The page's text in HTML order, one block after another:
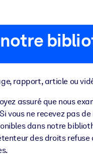
rapport, article ou
assuré que nous
vous ne recevez pas
dans notre
des droits